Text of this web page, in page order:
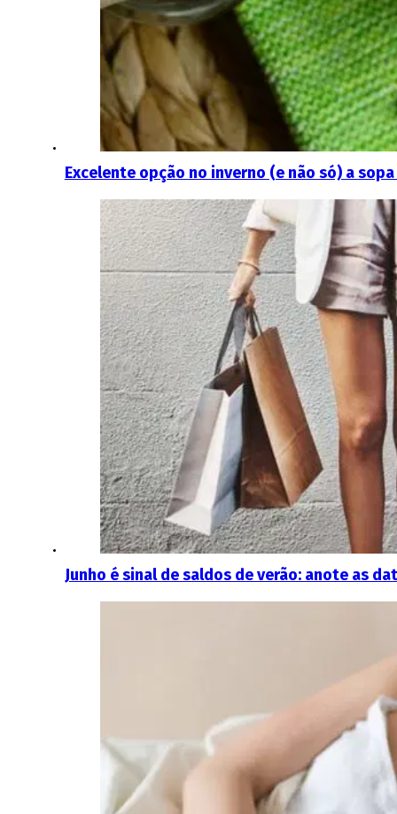
Excelente opção no inverno (e não só) a
Junho é sinal de saldos de verão: anote as